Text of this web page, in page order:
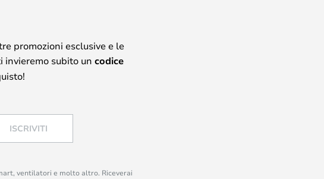
promozioni esclusive e le
invieremo subito un codice
ISCRIVITI
ventilatori e molto altro. Riceverai